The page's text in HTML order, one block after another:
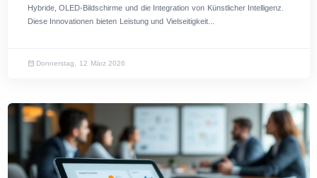
Hybride, OLED-Bildschirme und die Integration von Künstlicher Intelligenz.
Diese Innovationen bieten Leistung und Vielseitigkeit...
Donnerstag, 12 März 2026